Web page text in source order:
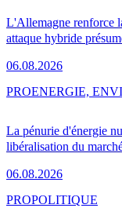
L'Allemagne renforce
attaque hybride
06.08.2026
La pénurie d'énergie
libéralisation du
06.08.2026
PROENERGIE,
PROPOLITIQUE